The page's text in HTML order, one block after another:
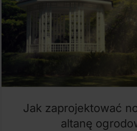
Jak zaprojektować
altanę